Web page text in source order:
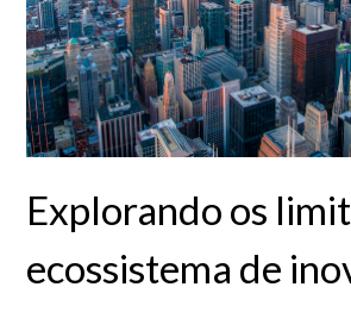
Explorando os
ecossistema de